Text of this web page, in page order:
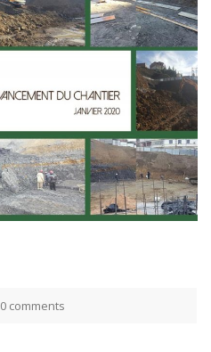
0 comments